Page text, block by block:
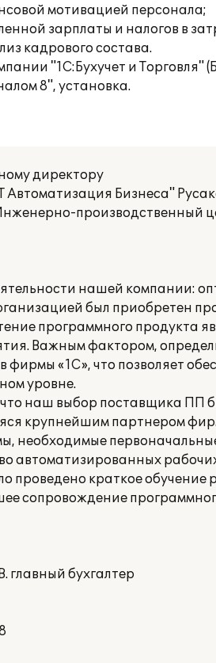
мотивацией персонала;
зарплаты и налогов в
кадрового состава.
"1С:Бухучет и Торговля"
8", установка.
директору
Бизнеса"
производственный
нашей компании:
был приобретен
программного продукта
Важным фактором,
фирмы «1С», что позволяет
уровне.
наш выбор поставщика ПП
крупнейшим партнером
необходимые
автоматизированных
проведено краткое
сопровождение
главный бухгалтер